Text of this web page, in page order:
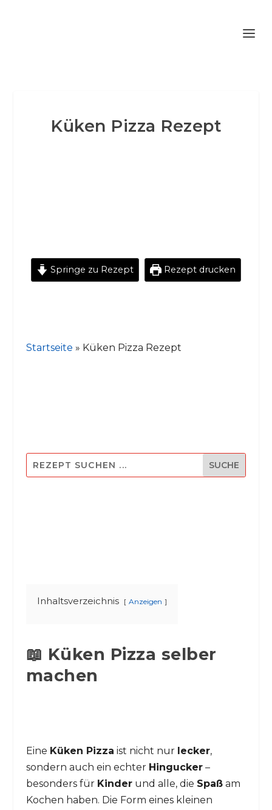
Küken Pizza Rezept
Springe zu Rezept Rezept drucken
Startseite » Küken Pizza Rezept
Inhaltsverzeichnis Anzeigen
📖 Küken Pizza selber
machen
Eine Küken Pizza ist nicht nur lecker,
sondern auch ein echter Hingucker–
besonders für Kinderund alle, die Spaßam
Kochen haben. Die Form eines kleinen